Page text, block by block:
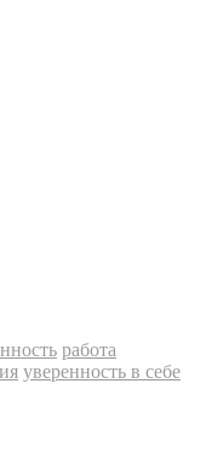
работа
уверенность в себе